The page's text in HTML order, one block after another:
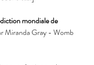
mondiale de
Miranda Gray - Womb